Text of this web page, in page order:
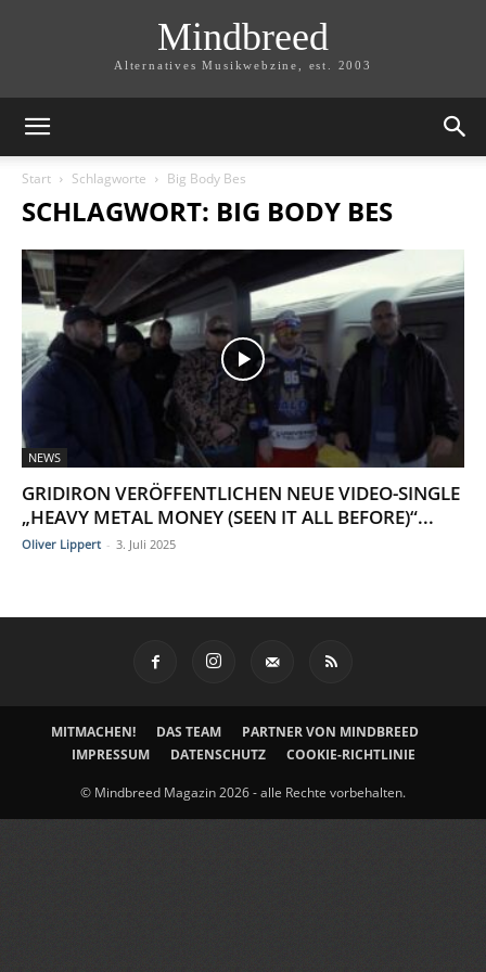
Mindbreed
Alternatives Musikwebzine, est. 2003
Start Schlagworte Big Body Bes
SCHLAGWORT: BIG BODY BES
NEWS
GRIDIRON VERÖFFENTLICHEN NEUE VIDEO-SINGLE
„HEAVY METAL MONEY (SEEN IT ALL BEFORE)“...
Oliver Lippert - 3. Juli 2025
MITMACHEN! DAS TEAM
PARTNER VON MINDBREED
IMPRESSUM
DATENSCHUTZ COOKIE-RICHTLINIE
© Mindbreed Magazin 2026 - alle Rechte vorbehalten.